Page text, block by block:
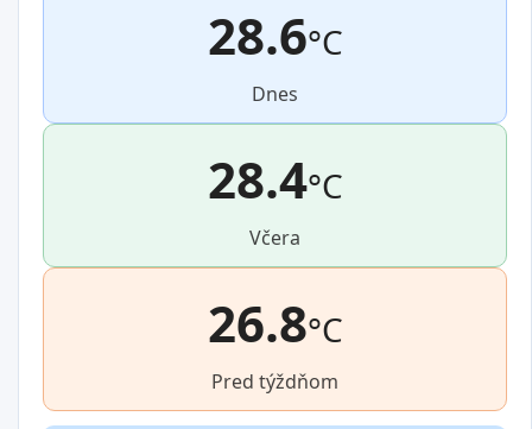
28.6°C
Dnes
28.4°C
Včera
26.8°C
Pred týždňom